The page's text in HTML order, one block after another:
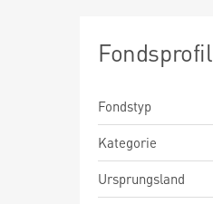
Fondsprofil
Fondstyp
Kategorie
Ursprungsland